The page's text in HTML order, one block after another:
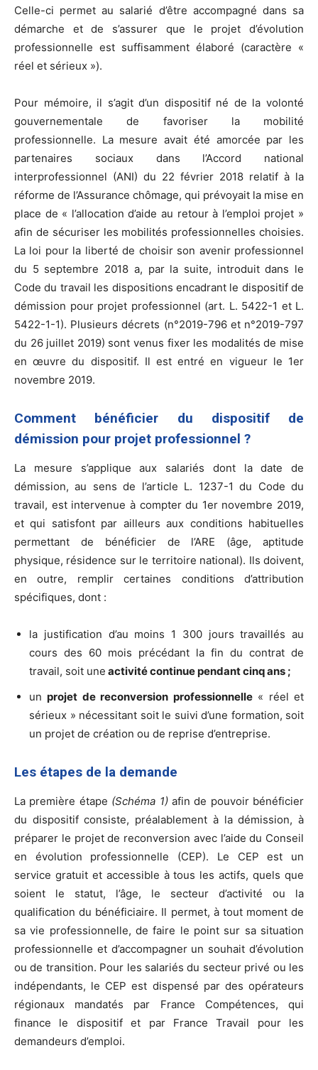
Celle-ci permet au salarié d’être accompagné dans sa
démarche et de s’assurer que le projet d’évolution
professionnelle est suffisamment élaboré (caractère «
réel et sérieux »).
Pour mémoire, il s’agit d’un dispositif né de la volonté
gouvernementale de favoriser la mobilité
professionnelle. La mesure avait été amorcée par les
partenaires sociaux dans l’Accord national
interprofessionnel (ANI) du 22 février 2018 relatif à la
réforme de l’Assurance chômage, qui prévoyait la mise en
place de « l’allocation d’aide au retour à l’emploi projet »
afin de sécuriser les mobilités professionnelles choisies.
La loi pour la liberté de choisir son avenir professionnel
du 5 septembre 2018 a, par la suite, introduit dans le
Code du travail les dispositions encadrant le dispositif de
démission pour projet professionnel (art. L. 5422-1 et L.
5422-1-1). Plusieurs décrets (n°2019-796 et n°2019-797
du 26 juillet 2019) sont venus fixer les modalités de mise
en œuvre du dispositif. Il est entré en vigueur le 1er
novembre 2019.
Comment bénéficier du dispositif de
démission pour projet professionnel ?
La mesure s’applique aux salariés dont la date de
démission, au sens de l’article L. 1237-1 du Code du
travail, est intervenue à compter du 1er novembre 2019,
et qui satisfont par ailleurs aux conditions habituelles
permettant de bénéficier de l’ARE (âge, aptitude
physique, résidence sur le territoire national). Ils doivent,
en outre, remplir certaines conditions d’attribution
spécifiques, dont :
la justification d’au moins 1 300 jours travaillés au
cours des 60 mois précédant la fin du contrat de
travail, soit une activité continue pendant cinq ans ;
unprojet de reconversion professionnelle« réel et
sérieux » nécessitant soit le suivi d’une formation, soit
un projet de création ou de reprise d’entreprise.
Les étapes de la demande
La première étape (Schéma 1) afin de pouvoir bénéficier
du dispositif consiste, préalablement à la démission, à
préparer le projet de reconversion avec l’aide du Conseil
en évolution professionnelle (CEP). Le CEP est un
service gratuit et accessible à tous les actifs, quels que
soient le statut, l’âge, le secteur d’activité ou la
qualification du bénéficiaire. Il permet, à tout moment de
sa vie professionnelle, de faire le point sur sa situation
professionnelle et d’accompagner un souhait d’évolution
ou de transition. Pour les salariés du secteur privé ou les
indépendants, le CEP est dispensé par des opérateurs
régionaux mandatés par France Compétences, qui
finance le dispositif et par France Travail pour les
demandeurs d’emploi.